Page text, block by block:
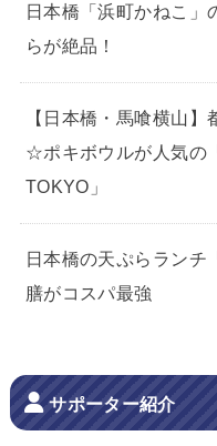
日本橋「浜町かねこ」
らが絶品！
【日本橋・馬喰横山
☆ポキボウルが人気の
TOKYO」
日本橋の天ぷらランチ
膳がコスパ最強
サポーター紹介